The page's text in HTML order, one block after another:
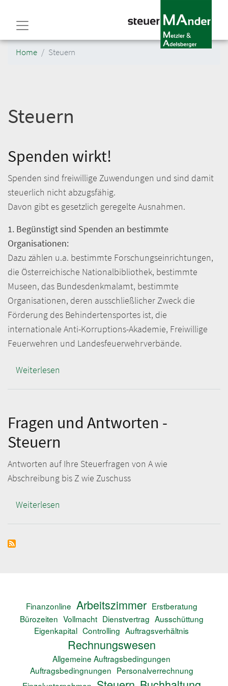
zum
Home Steuern
Steuern
Spenden wirkt!
Spenden sind freiwillige Zuwendungen und sind damit
steuerlich nicht abzugsfähig.
Davon gibt es gesetzlich geregelte Ausnahmen.
1. Begünstigt sind Spenden an bestimmte
Organisationen:
Dazu zählen u.a. bestimmte Forschungseinrichtungen,
die Österreichische Nationalbibliothek, bestimmte
Museen, das Bundesdenkmalamt, bestimmte
Organisationen, deren ausschließlicher Zweck die
Förderung des Behindertensportes ist, die
internationale Anti-Korruptions-Akademie, Freiwillige
Feuerwehren und Landes­feuer­wehrverbände.
Weiterlesen
Fragen und Antworten -
Steuern
Antworten auf Ihre Steuerfragen von A wie
Abschreibung bis Z wie Zuschuss
Weiterlesen
Finanzonline Arbeitszimmer Erstberatung
Bürozeiten Vollmacht Dienstvertrag Ausschüttung
Eigenkapital Controlling Auftragsverhältnis
Rechnungswesen
Allgemeine Auftragsbedingungen
Auftragsbedingnungen Personalverrechnung